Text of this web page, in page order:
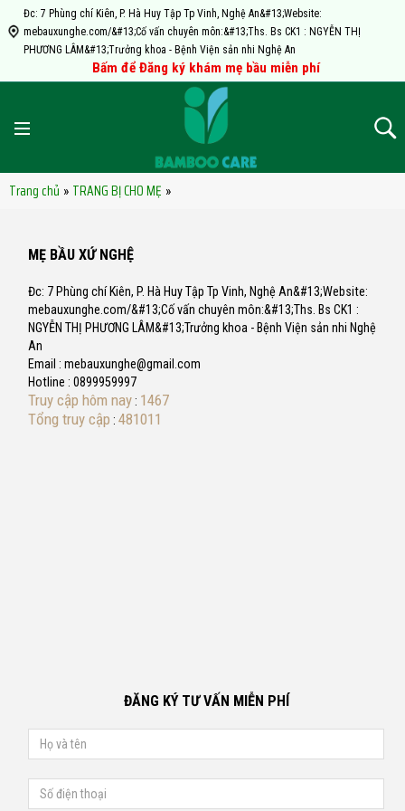
Đc: 7 Phùng chí Kiên, P. Hà Huy Tập Tp Vinh, Nghệ An&#13;Website:
mebauxunghe.com/&#13;Cố vấn chuyên môn:&#13;Ths. Bs CK1 : NGYỄN THỊ
PHƯƠNG LÂM&#13;Trưởng khoa - Bệnh Viện sản nhi Nghệ An
Bấm để Đăng ký khám mẹ bầu miễn phí
Trang chủ » TRANG BỊ CHO MẸ »
MẸ BẦU XỨ NGHỆ
Đc: 7 Phùng chí Kiên, P. Hà Huy Tập Tp Vinh, Nghệ An&#13;Website:
mebauxunghe.com/&#13;Cố vấn chuyên môn:&#13;Ths. Bs CK1 :
NGYỄN THỊ PHƯƠNG LÂM&#13;Trưởng khoa - Bệnh Viện sản nhi Nghệ
An
Email : mebauxunghe@gmail.com
Hotline : 0899959997
Truy cập hôm nay : 1467
Tổng truy cập : 481011
ĐĂNG KÝ TƯ VẤN MIỄN PHÍ